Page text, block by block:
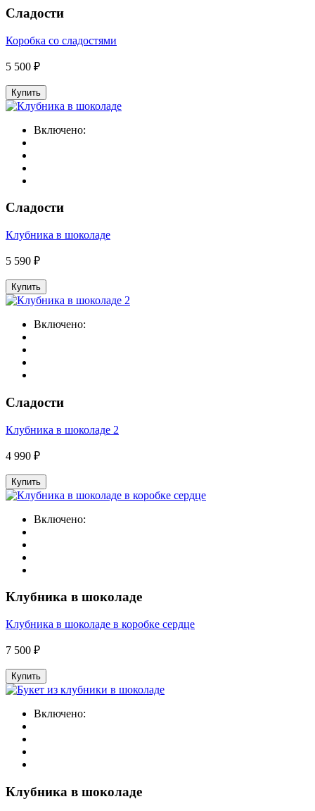
Сладости
Коробка со сладостями
5 500 ₽
Купить
Включено:
Сладости
Клубника в шоколаде
5 590 ₽
Купить
Включено:
Сладости
Клубника в шоколаде 2
4 990 ₽
Купить
Включено:
Клубника в шоколаде
Клубника в шоколаде в коробке сердце
7 500 ₽
Купить
Включено:
Клубника в шоколаде